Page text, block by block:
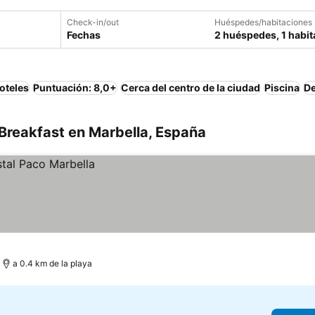
Check-in/out
Fechas
Huéspedes/habitaciones
2 huéspedes, 1
Puntuación: 8,0+ Cerca del centro de la ciudad Piscina
en Marbella, España
a 0.4 km de la playa